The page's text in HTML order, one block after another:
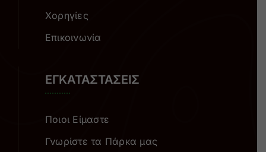
Χορηγίες
Επικοινωνία
ΕΓΚΑΤΑΣΤΑΣΕΙΣ
Ποιοι Είμαστε
Γνωρίστε τα Πάρκα μας